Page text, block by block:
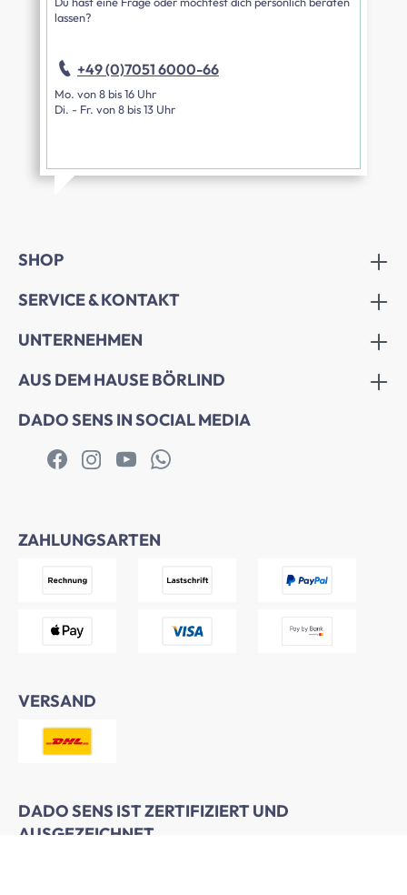
lassen?
+49 (0)7051 6000-66
Mo. von 8 bis 16 Uhr
Di. - Fr. von 8 bis 13 Uhr
SHOP
SERVICE & KONTAKT
UNTERNEHMEN
AUS DEM HAUSE BÖRLIND
DADO SENS IN SOCIAL MEDIA
ZAHLUNGSARTEN
VERSAND
DADO SENS IST ZERTIFIZIERT UND
AUSGEZEICHNET.